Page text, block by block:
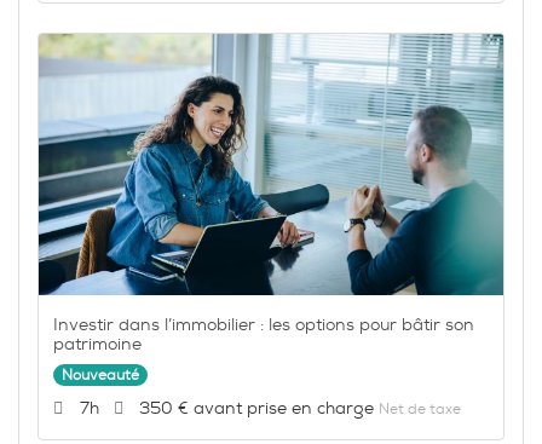
Investir dans l’immobilier : les options pour bâtir son
patrimoine
Nouveauté
Durée :
7h Prix :
350 € Net de taxe